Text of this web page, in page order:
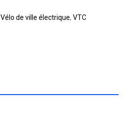
Vélo de ville électrique,VTC